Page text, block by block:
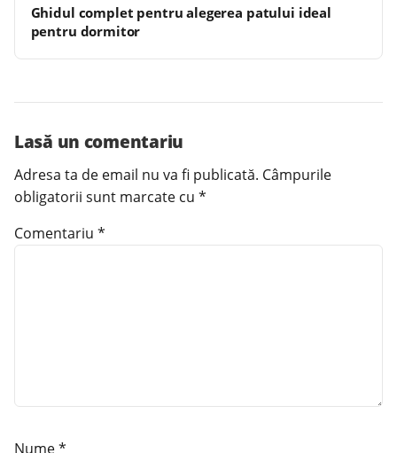
Ghidul complet pentru alegerea patului ideal
pentru dormitor
Lasă un comentariu
Adresa ta de email nu va fi publicată. Câmpurile
obligatorii sunt marcate cu *
Comentariu *
Nume*